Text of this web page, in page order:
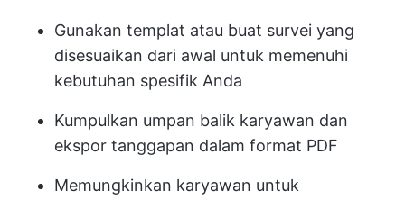
Gunakan templat atau buat survei yang
disesuaikan dari awal untuk memenuhi
kebutuhan spesifik Anda
Kumpulkan umpan balik karyawan dan
ekspor tanggapan dalam format PDF
Memungkinkan karyawan untuk